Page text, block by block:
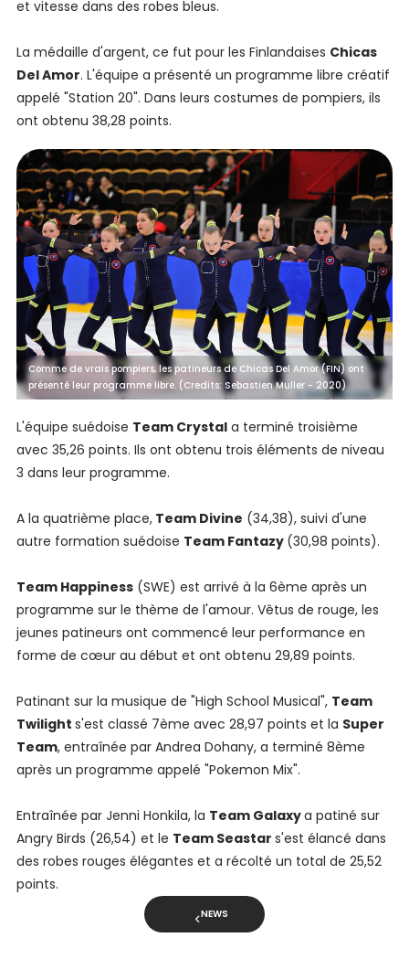
et vitesse dans des robes bleus.
La médaille d'argent, ce fut pour les Finlandaises Chicas
Del Amor. L'équipe a présenté un programme libre créatif
appelé "Station 20". Dans leurs costumes de pompiers, ils
ont obtenu 38,28 points.
Comme de vrais pompiers, les patineurs de Chicas Del Amor (FIN) ont
présenté leur programme libre. (Credits: Sebastien Muller - 2020)
L'équipe suédoise Team Crystala terminé troisième
avec 35,26 points. Ils ont obtenu trois éléments de niveau
3 dans leur programme.
A la quatrième place,Team Divine (34,38), suivi d'une
autre formation suédoise Team Fantazy (30,98 points).
Team Happiness(SWE) est arrivé à la 6ème après un
programme sur le thème de l'amour. Vêtus de rouge, les
jeunes patineurs ont commencé leur performance en
forme de cœur au début et ont obtenu 29,89 points.
Patinant sur la musique de "High School Musical", Team
Twilight s'est classé 7ème avec 28,97 points et la Super
Team, entraînée par Andrea Dohany, a terminé 8ème
après un programme appelé "Pokemon Mix".
Entraînée par Jenni Honkila, la Team Galaxya patiné sur
Angry Birds (26,54) et le Team Seastar s'est élancé dans
des robes rouges élégantes et a récolté un total de 25,52
points.
NEWS